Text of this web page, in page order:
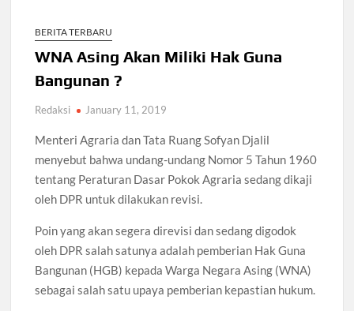
BERITA TERBARU
WNA Asing Akan Miliki Hak Guna
Bangunan ?
Redaksi January 11, 2019
Menteri Agraria dan Tata Ruang Sofyan Djalil
menyebut bahwa undang-undang Nomor 5 Tahun 1960
tentang Peraturan Dasar Pokok Agraria sedang dikaji
oleh DPR untuk dilakukan revisi.
Poin yang akan segera direvisi dan sedang digodok
oleh DPR salah satunya adalah pemberian Hak Guna
Bangunan (HGB) kepada Warga Negara Asing (WNA)
sebagai salah satu upaya pemberian kepastian hukum.